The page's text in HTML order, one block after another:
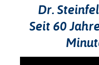
Dr.
Seit 60